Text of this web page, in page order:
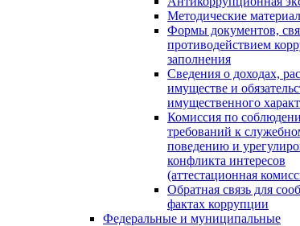
Методические
Формы документов,
противодействием
заполнения
Сведения о доходах,
имуществе и
имущественного
Комиссия по
требований к
поведению и
конфликта интересов
(аттестационная
Обратная связь для
фактах коррупции
Федеральные и муниципальные